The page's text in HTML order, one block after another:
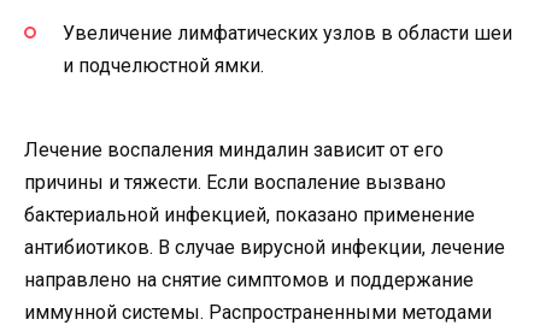
Увеличение лимфатических узлов в области шеи
и подчелюстной ямки.
Лечение воспаления миндалин зависит от его
причины и тяжести. Если воспаление вызвано
бактериальной инфекцией, показано применение
антибиотиков. В случае вирусной инфекции, лечение
направлено на снятие симптомов и поддержание
иммунной системы. Распространенными методами